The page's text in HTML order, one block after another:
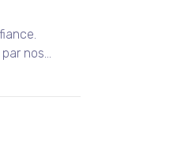
nos